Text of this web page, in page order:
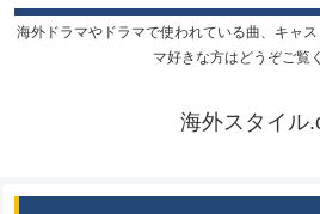
海外ドラマやドラマで使われている曲、キャ
マ好きな方はどうぞご覧
海外スタイル